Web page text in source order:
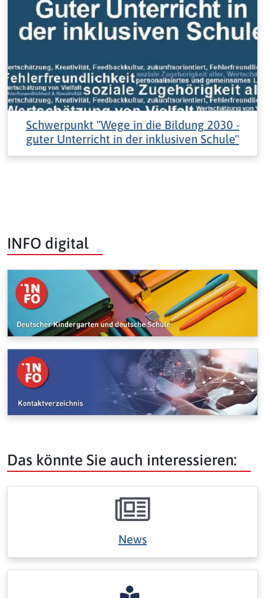
Schwerpunkt "Wege in die Bildung 2030 -
guter Unterricht in der inklusiven Schule"
INFO digital
Das könnte Sie auch interessieren:
News